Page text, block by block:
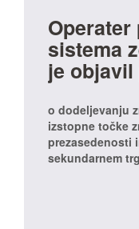
Operater
sistema
je
o dodeljevanju
izstopne točke
prezasedenosti
sekundarnem